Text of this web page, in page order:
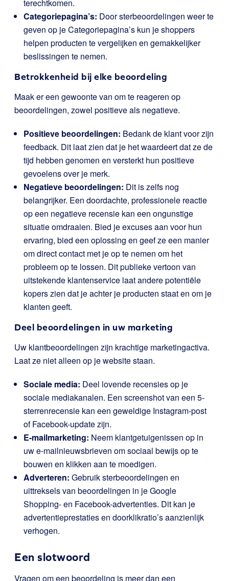
terechtkomen.
Categoriepagina’s: Door sterbeoordelingen weer te
geven op je Categoriepagina’s kun je shoppers
helpen producten te vergelijken en gemakkelijker
beslissingen te nemen.
Betrokkenheid bij elke beoordeling
Maak er een gewoonte van om te reageren op
beoordelingen, zowel positieve als negatieve.
Positieve beoordelingen: Bedank de klant voor zijn
feedback. Dit laat zien dat je het waardeert dat ze de
tijd hebben genomen en versterkt hun positieve
gevoelens over je merk.
Negatieve beoordelingen: Dit is zelfs nog
belangrijker. Een doordachte, professionele reactie
op een negatieve recensie kan een ongunstige
situatie omdraaien. Bied je excuses aan voor hun
ervaring, bied een oplossing en geef ze een manier
om direct contact met je op te nemen om het
probleem op te lossen. Dit publieke vertoon van
uitstekende klantenservice laat andere potentiële
kopers zien dat je achter je producten staat en om je
klanten geeft.
Deel beoordelingen in uw marketing
Uw klantbeoordelingen zijn krachtige marketingactiva.
Laat ze niet alleen op je website staan.
Sociale media: Deel lovende recensies op je
sociale mediakanalen. Een screenshot van een 5-
sterrenrecensie kan een geweldige Instagram-post
of Facebook-update zijn.
E-mailmarketing: Neem klantgetuigenissen op in
uw e-mailnieuwsbrieven om sociaal bewijs op te
bouwen en klikken aan te moedigen.
Adverteren: Gebruik sterbeoordelingen en
uittreksels van beoordelingen in je Google
Shopping- en Facebook-advertenties. Dit kan je
advertentieprestaties en doorklikratio’s aanzienlijk
verhogen.
Een slotwoord
Vragen om een beoordeling is meer dan een